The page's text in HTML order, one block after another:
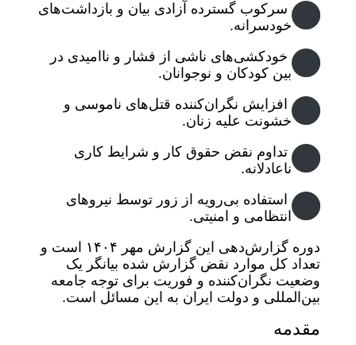
سرکوب گسترده آزادی بیان و بازداشت‌های
خودسرانه.
خودکشی‌های ناشی از فشار و ناامیدی در
بین کودکان و نوجوانان.
افزایش نگران‌کننده قتل‌های ناموسی و
خشونت علیه زنان.
تداوم نقض حقوق کار و شرایط کاری
ناعادلانه.
استفاده بی‌رویه از زور توسط نیروهای
انتظامی و امنیتی.
دوره گزارش‌دهی این گزارش مهر ۱۴۰۴ است و
تعداد کل موارد نقض گزارش شده بیانگر یک
وضعیت نگران‌کننده و فوریت برای توجه جامعه
بین‌المللی و دولت ایران به این مسائل است.
مقدمه